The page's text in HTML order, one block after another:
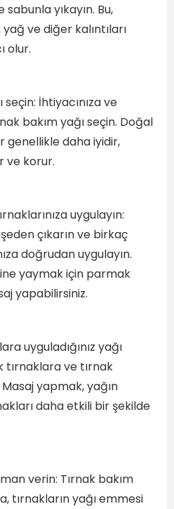
yıkayın. Bu,
ve diğer kalıntıları
olur.
seçin: İhtiyacınıza ve
bakım yağı seçin. Doğal
genellikle daha iyidir,
ve korur.
uygulayın:
çıkarın ve birkaç
doğrudan uygulayın.
yaymak için parmak
yapabilirsiniz.
uyguladığınız yağı
ve tırnak
yapmak, yağın
daha etkili bir şekilde
verin: Tırnak bakım
tırnakların yağı emmesi